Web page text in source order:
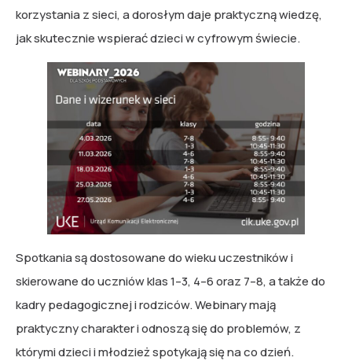
korzystania z sieci, a dorosłym daje praktyczną wiedzę,
jak skutecznie wspierać dzieci w cyfrowym świecie.
Spotkania są dostosowane do wieku uczestników i
skierowane do uczniów klas 1–3, 4–6 oraz 7–8, a także do
kadry pedagogicznej i rodziców. Webinary mają
praktyczny charakter i odnoszą się do problemów, z
którymi dzieci i młodzież spotykają się na co dzień.